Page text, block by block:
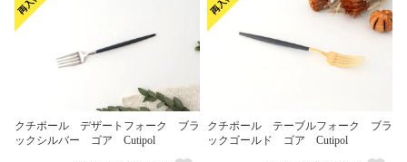
クチポール デザートフォーク ブラ
ックシルバー ゴア Cutipol
クチポール テーブルフォーク ブラ
ックゴールド ゴア Cutipol